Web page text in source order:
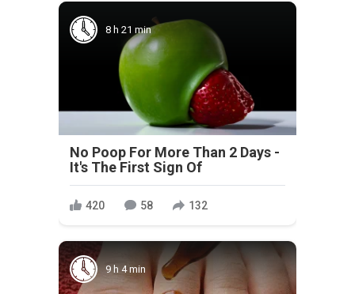
8 h 21 min
No Poop For More Than 2 Days -
It's The First Sign Of
420 58 132
9 h 4 min